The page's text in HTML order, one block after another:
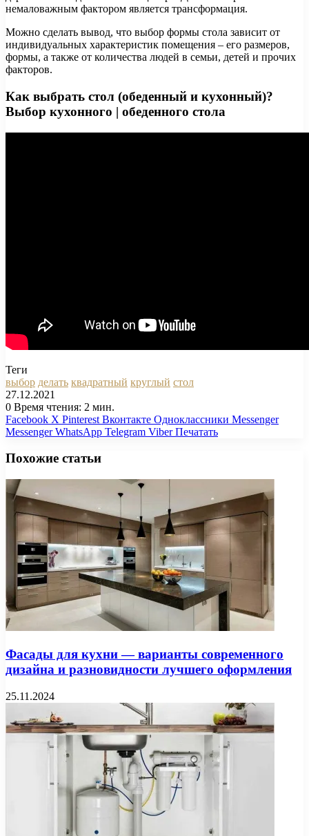
немаловажным фактором является трансформация.
Можно сделать вывод, что выбор формы стола зависит от
индивидуальных характеристик помещения – его размеров,
формы, а также от количества людей в семьи, детей и прочих
факторов.
Как выбрать стол (обеденный и кухонный)?
Выбор кухонного | обеденного стола
Теги
выбор делать квадратный круглый стол
27.12.2021
0 Время чтения: 2 мин.
Facebook X Pinterest Вконтакте Одноклассники Messenger
Messenger WhatsApp Telegram Viber Печатать
Похожие статьи
Фасады для кухни — варианты современного
дизайна и разновидности лучшего оформления
25.11.2024